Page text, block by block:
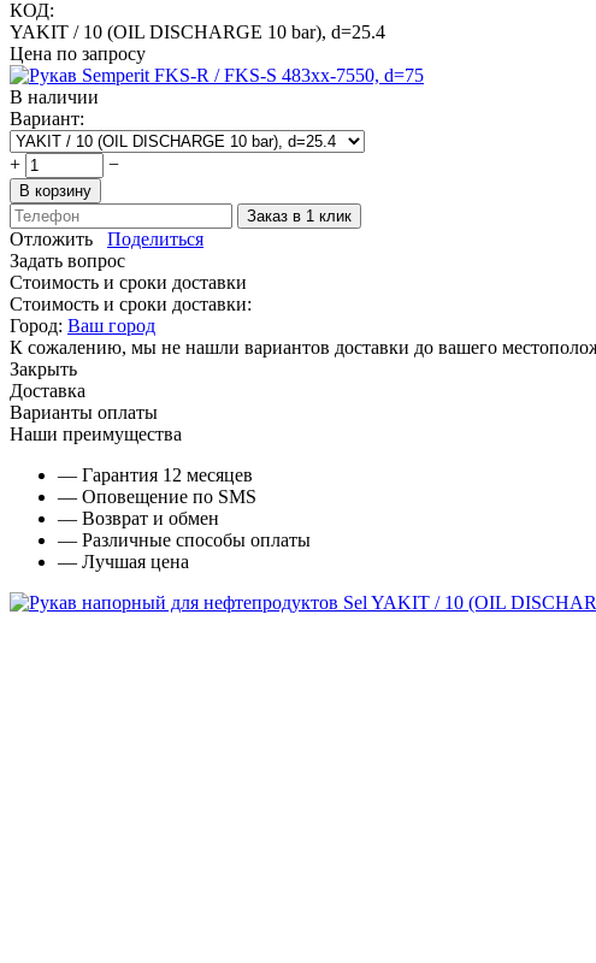
КОД:
YAKIT / 10 (OIL DISCHARGE 10 bar), d=25.4
Цена по запросу
В наличии
Вариант:
+ −
В корзину
Заказ в 1 клик
Отложить
Поделиться
Задать вопрос
Стоимость и сроки доставки
Стоимость и сроки доставки:
Город: Ваш город
К сожалению, мы не нашли вариантов доставки до вашего
Закрыть
Доставка
Варианты оплаты
Наши преимущества
— Гарантия 12 месяцев
— Оповещение по SMS
— Возврат и обмен
— Различные способы оплаты
— Лучшая цена